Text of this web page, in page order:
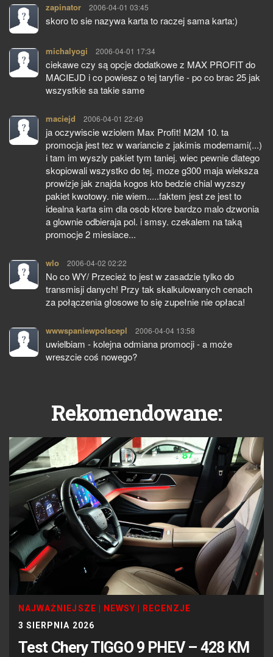
zapinator pisze:
2006-04-01 03:45
skoro to sie nazywa karta to raczej sama karta:)
michalyogi pisze:
2006-04-01 17:34
ciekawe czy są opcje dodatkowe z MAX PROFIT do
MACIEJD i co powiesz o tej taryfie - po co brac 25 jak
wszystkie sa takie same
maciejd pisze:
2006-04-01 22:49
ja oczywiscie wziolem Max Profit! M2M 10. ta
promocja jest tez w wariancie z jakimis modemami(...)
i tam im wyszly pakiet tym taniej. wiec pewnie dlatego
skopiowali wszystko do tej. moze g300 maja wieksza
prowizje jak znajda kogos kto bedzie chial wyzszy
pakiet kwotowy. nie wiem.....faktem jest ze jest to
idealna karta sim dla osob ktore bardzo malo dzwonia
a glownie odbieraja pol. i smsy. czekalem na taką
promocje 2 miesiace...
wlo pisze:
2006-04-02 02:22
No co WY/ Przecież to jest w zasadzie tylko do
transmisji danych! Przy tak skalkulowanych cenach
za połączenia głosowe to się zupełnie nie opłaca!
wwwspaniewpolscepl pisze:
2006-04-04 13:58
uwielbiam - kolejna odmiana promocji - a może
wreszcie coś nowego?
Rekomendowane:
NAJWAŻNIEJSZE NEWSY
RECENZJE
3 SIERPNIA 2026
Test Chery TIGGO 9 PHEV – 428 KM